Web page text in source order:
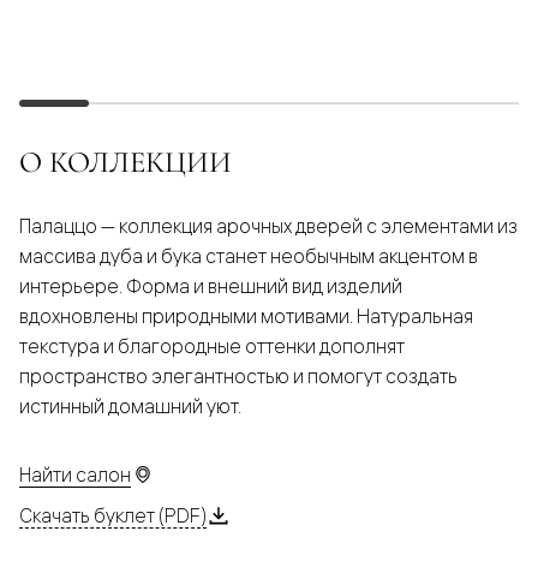
О КОЛЛЕКЦИИ
Палаццо — коллекция арочных дверей с элементами из
массива дуба и бука станет необычным акцентом в
интерьере. Форма и внешний вид изделий
вдохновлены природными мотивами. Натуральная
текстура и благородные оттенки дополнят
пространство элегантностью и помогут создать
истинный домашний уют.
Найти салон
Скачать буклет (PDF)